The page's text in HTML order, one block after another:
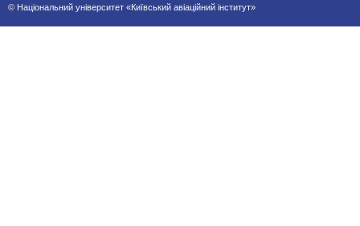
© Національний університет «Київський авіаційний інститут»